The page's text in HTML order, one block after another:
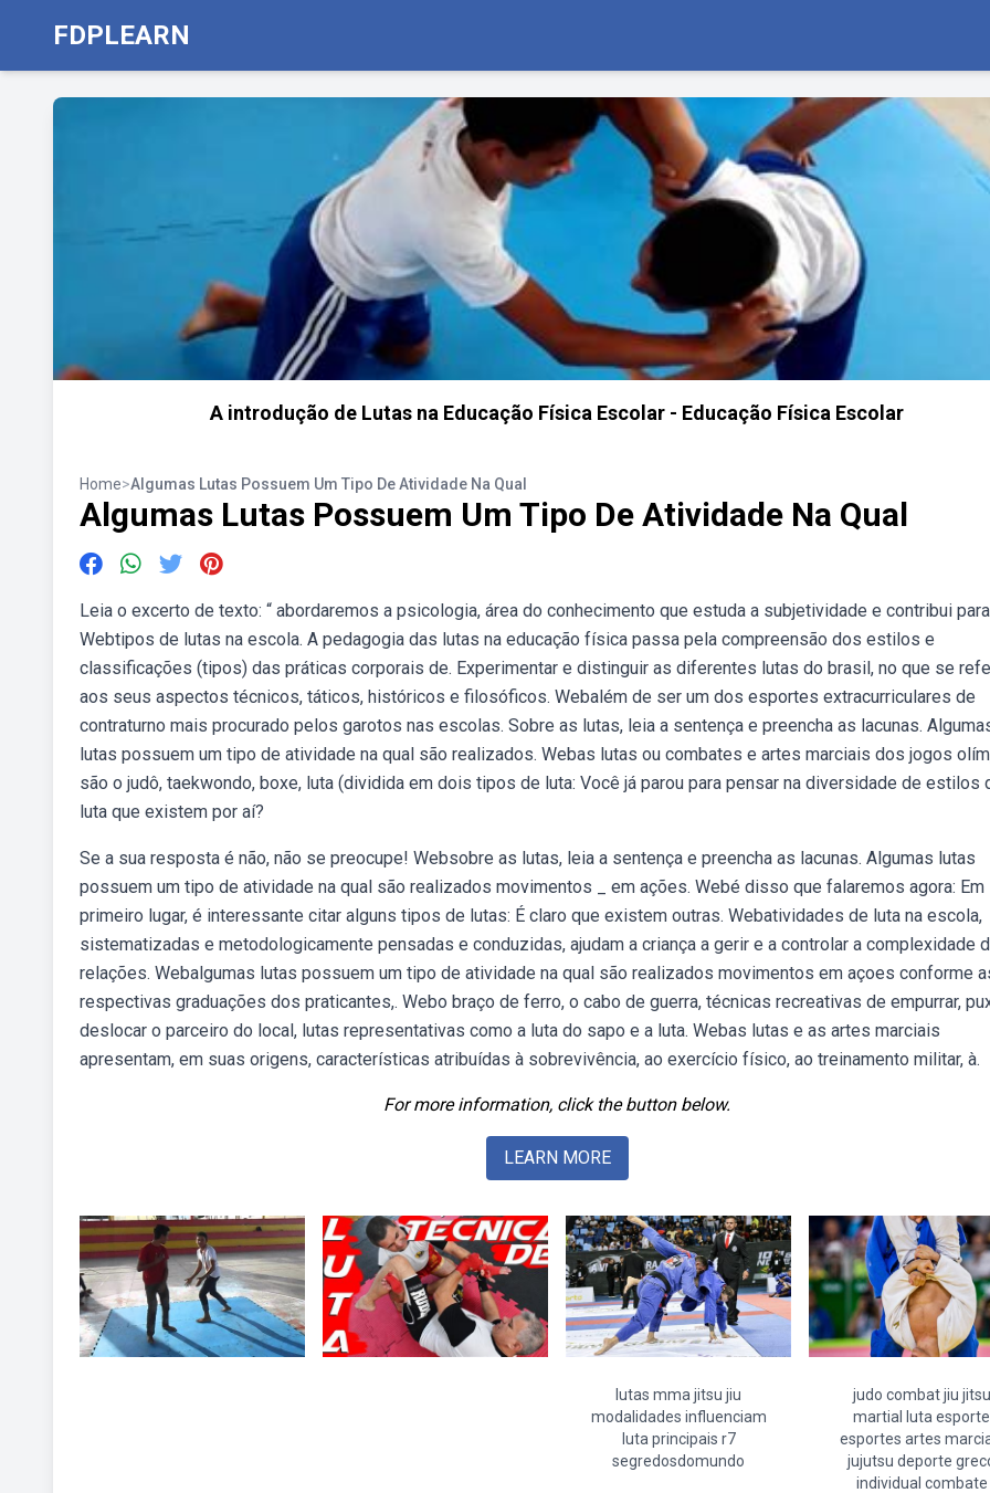
FDPLEARN
A introdução de Lutas na Educação Física Escolar - Educação Física Escolar
Home>Algumas Lutas Possuem Um Tipo De Atividade Na Qual
Algumas Lutas Possuem Um Tipo De Atividade Na Qual
Leia o excerto de texto: “ abordaremos a psicologia, área do conhecimento que estuda a subjetividade e contribui para
Webtipos de lutas na escola. A pedagogia das lutas na educação física passa pela compreensão dos estilos e
classificações (tipos) das práticas corporais de. Experimentar e distinguir as diferentes lutas do brasil, no que se
aos seus aspectos técnicos, táticos, históricos e filosóficos. Webalém de ser um dos esportes extracurriculares de
contraturno mais procurado pelos garotos nas escolas. Sobre as lutas, leia a sentença e preencha as lacunas.
lutas possuem um tipo de atividade na qual são realizados. Webas lutas ou combates e artes marciais dos jogos
são o judô, taekwondo, boxe, luta (dividida em dois tipos de luta: Você já parou para pensar na diversidade de estilos
luta que existem por aí?
Se a sua resposta é não, não se preocupe! Websobre as lutas, leia a sentença e preencha as lacunas. Algumas lutas
possuem um tipo de atividade na qual são realizados movimentos _ em ações. Webé disso que falaremos agora: Em
primeiro lugar, é interessante citar alguns tipos de lutas: É claro que existem outras. Webatividades de luta na escola,
sistematizadas e metodologicamente pensadas e conduzidas, ajudam a criança a gerir e a controlar a complexidade
relações. Webalgumas lutas possuem um tipo de atividade na qual são realizados movimentos em açoes conforme
respectivas graduações dos praticantes,. Webo braço de ferro, o cabo de guerra, técnicas recreativas de empurrar,
deslocar o parceiro do local, lutas representativas como a luta do sapo e a luta. Webas lutas e as artes marciais
apresentam, em suas origens, características atribuídas à sobrevivência, ao exercício físico, ao treinamento militar, à.
For more information, click the button below.
LEARN MORE
lutas mma jitsu jiu
modalidades influenciam
luta principais r7
segredosdomundo
judo combat jiu jitsu
martial luta esporte
esportes artes
jujutsu deporte
individual combate